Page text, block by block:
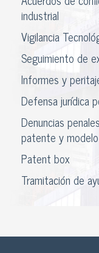
industrial
Vigilancia
Seguimiento de
Informes y
Defensa jurídica
Denuncias
patente y
Patent box
Tramitación de